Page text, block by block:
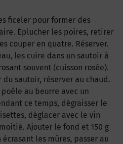
ficeler pour former des
Éplucher les poires, retirer
couper en quatre. Réserver.
les cuire dans un sautoir à
souvent (cuisson rosée).
sautoir, réserver au chaud.
au beurre avec un
ce temps, dégraisser le
déglacer avec le vin
Ajouter le fond et 150 g
les mûres, passer au